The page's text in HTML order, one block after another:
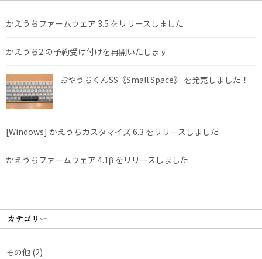
かえうちファームウェア 3.5 をリリースしました
かえうち2 の予約受け付けを再開いたします
おやうちくんSS《Small Space》 を発売しました！
[Windows] かえうちカスタマイズ 6.3 をリリースしました
かえうちファームウェア 4.1β をリリースしました
カテゴリー
その他 (2)